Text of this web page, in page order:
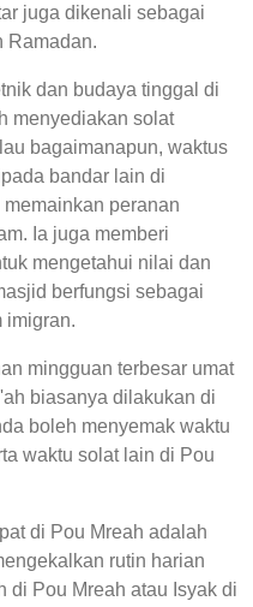
juga dikenali sebagai
Ramadan.
dan budaya tinggal di
menyediakan solat
bagaimanapun, waktus
bandar lain di
peranan
Ia juga memberi
mengetahui nilai dan
berfungsi sebagai
imigran.
mingguan terbesar umat
biasanya dilakukan di
boleh menyemak waktu
waktu solat lain di Pou
di Pou Mreah adalah
rutin harian
di Pou Mreah atau Isyak di